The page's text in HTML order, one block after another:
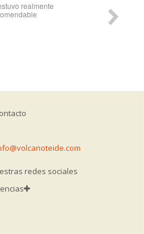
de sombra, a la espera
redes sociales